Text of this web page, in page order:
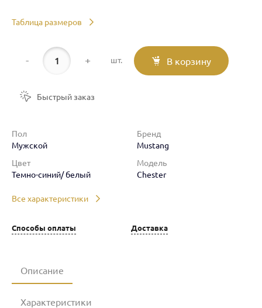
Таблица размеров
- + шт. В корзину
Быстрый заказ
Пол
Мужской
Бренд
Mustang
Цвет
Темно-синий/ белый
Модель
Chester
Все характеристики
Способы оплаты Доставка
Описание
Характеристики